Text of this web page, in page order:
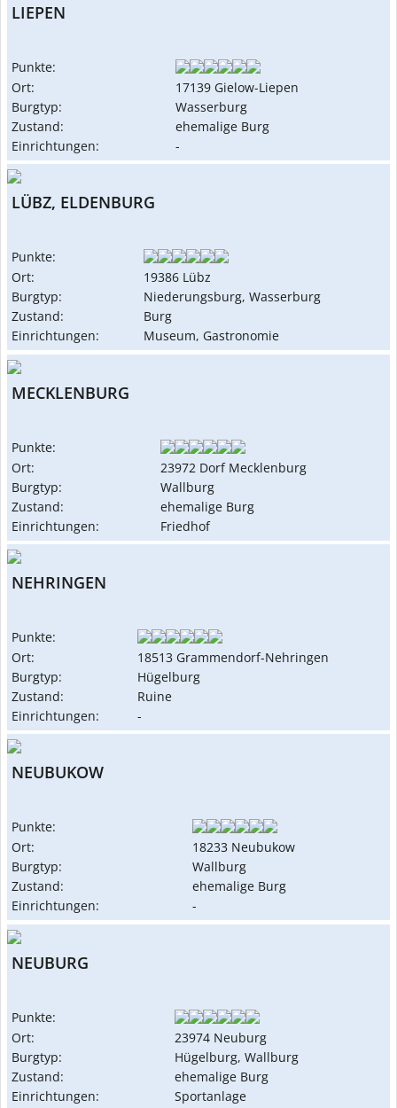
LIEPEN
Punkte:
Ort:
17139 Gielow-Liepen
Burgtyp:
Wasserburg
Zustand:
ehemalige Burg
Einrichtungen:
-
LÜBZ, ELDENBURG
Punkte:
Ort:
19386 Lübz
Burgtyp:
Niederungsburg, Wasserburg
Zustand:
Burg
Einrichtungen:
Museum, Gastronomie
MECKLENBURG
Punkte:
Ort:
23972 Dorf Mecklenburg
Burgtyp:
Wallburg
Zustand:
ehemalige Burg
Einrichtungen:
Friedhof
NEHRINGEN
Punkte:
Ort:
18513 Grammendorf-Nehringen
Burgtyp:
Hügelburg
Zustand:
Ruine
Einrichtungen:
-
NEUBUKOW
Punkte:
Ort:
18233 Neubukow
Burgtyp:
Wallburg
Zustand:
ehemalige Burg
Einrichtungen:
-
NEUBURG
Punkte:
Ort:
23974 Neuburg
Burgtyp:
Hügelburg, Wallburg
Zustand:
ehemalige Burg
Einrichtungen:
Sportanlage